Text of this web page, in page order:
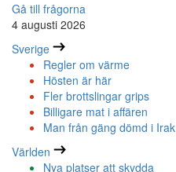
Gå till frågorna
4 augusti 2026
Sverige
Regler om värme
Hösten är här
Fler brottslingar grips
Billigare mat i affären
Man från gäng dömd i Irak
Världen
Nya platser att skydda